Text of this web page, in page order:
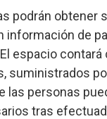
podrán obtener
información de
espacio contará
suministrados
las personas
tras